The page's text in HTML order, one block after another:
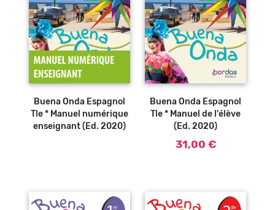
Buena Onda Espagnol
Tle * Manuel numérique
enseignant (Ed. 2020)
Ajouter au
Buena Onda Espagnol
Tle * Manuel de l'élève
(Ed. 2020)
31,00 €